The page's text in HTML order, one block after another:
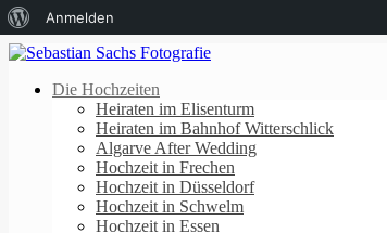
Die Hochzeiten
Heiraten im Elisenturm
Heiraten im Bahnhof Witterschlick
Algarve After Wedding
Hochzeit in Frechen
Hochzeit in Düsseldorf
Hochzeit in Schwelm
Hochzeit in Essen
Über
WordPress
Anmelden